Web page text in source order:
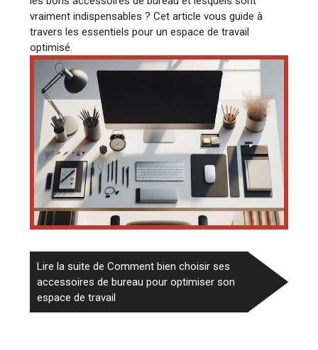
vraiment indispensables ? Cet article vous guide à
travers les essentiels pour un espace de travail
optimisé.
Lire la suite de Comment bien choisir ses
accessoires de bureau pour optimiser son
espace de travail